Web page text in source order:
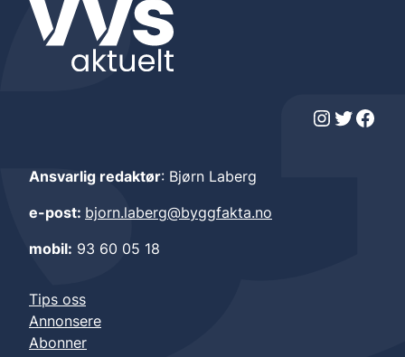
Instagram Twitter Facebook
Ansvarlig redaktør: Bjørn Laberg
e-post: bjorn.laberg@byggfakta.no
mobil: 93 60 05 18
Tips oss
Annonsere
Abonner